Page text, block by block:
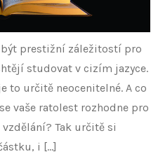
prestižní záležitostí pro
studovat v cizím jazyce.
to určitě neocenitelné. A co
vaše ratolest rozhodne pro
Tak určitě si
i […]